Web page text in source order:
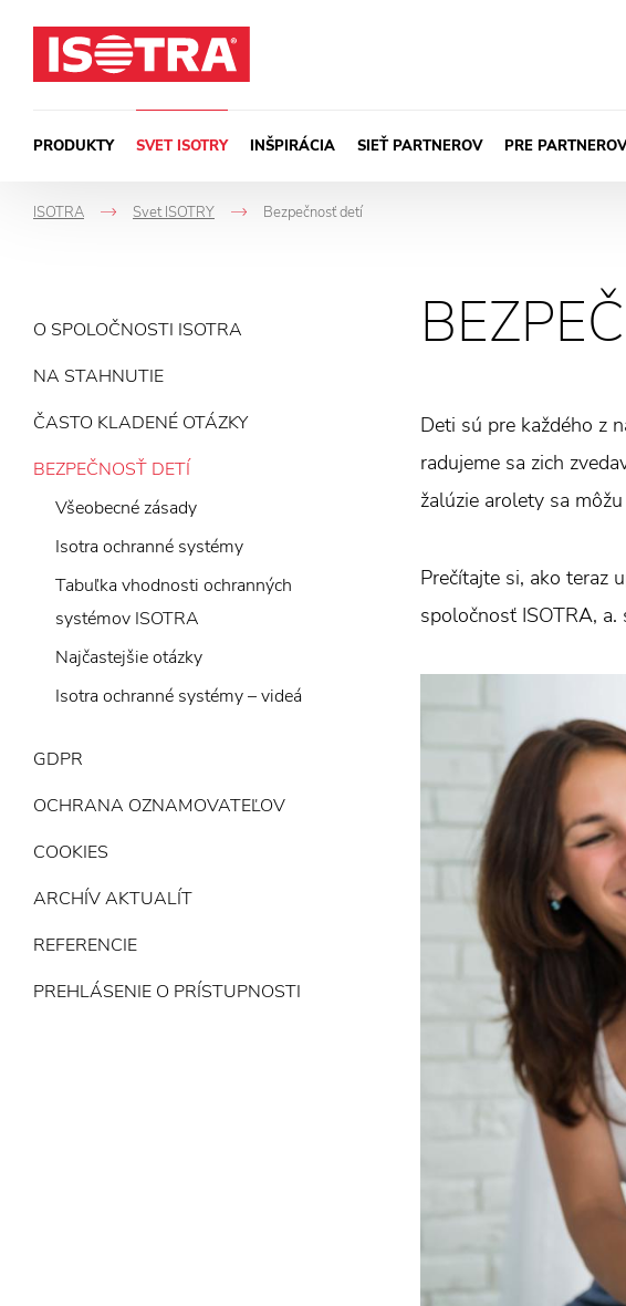
PRODUKTY SVET ISOTRY INŠPIRÁCIA SIEŤ PARTNEROV PRE PARTNEROV
ISOTRA
->
Svet ISOTRY Bezpečnosť detí
O SPOLOČNOSTI ISOTRA
NA STAHNUTIE
ČASTO KLADENÉ OTÁZKY
BEZPEČNOSŤ DETÍ
Všeobecné zásady
Isotra ochranné systémy
Tabuľka vhodnosti ochranných
systémov ISOTRA
Najčastejšie otázky
Isotra ochranné systémy – videá
GDPR
OCHRANA OZNAMOVATEĽOV
COOKIES
ARCHÍV AKTUALÍT
REFERENCIE
PREHLÁSENIE O PRÍSTUPNOSTI
Deti sú pre každého z
radujeme sa zich
žalúzie arolety sa
Prečítajte si, ako teraz
spoločnosť ISOTRA,